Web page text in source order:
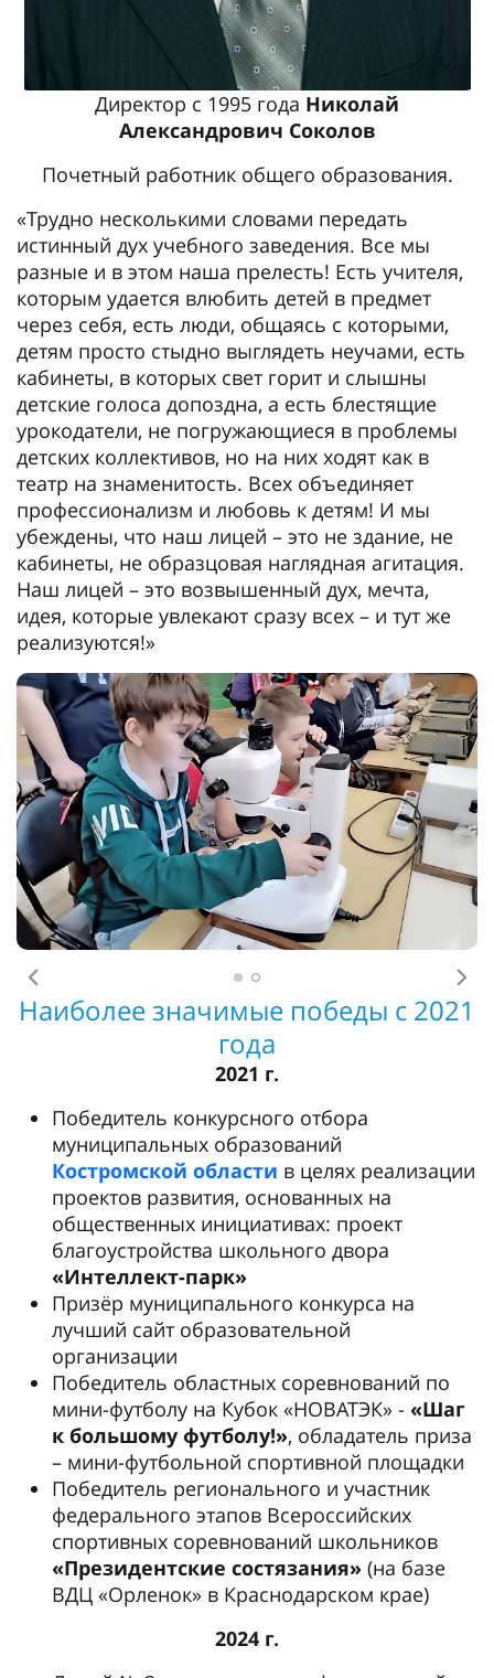
Директор с 1995 года Николай
Александрович Соколов
Почетный работник общего образования.
«Трудно несколькими словами передать
истинный дух учебного заведения. Все мы
разные и в этом наша прелесть! Есть учителя,
которым удается влюбить детей в предмет
через себя, есть люди, общаясь с которыми,
детям просто стыдно выглядеть неучами, есть
кабинеты, в которых свет горит и слышны
детские голоса допоздна, а есть блестящие
урокодатели, не погружающиеся в проблемы
детских коллективов, но на них ходят как в
театр на знаменитость. Всех объединяет
профессионализм и любовь к детям! И мы
убеждены, что наш лицей – это не здание, не
кабинеты, не образцовая наглядная агитация.
Наш лицей – это возвышенный дух, мечта,
идея, которые увлекают сразу всех – и тут же
реализуются!»
Предыдущее
Наиболее значимые победы с 2021
года
2021 г.
Победитель конкурсного отбора
муниципальных образований
Костромской области в целях реализации
проектов развития, основанных на
общественных инициативах: проект
благоустройства школьного двора
«Интеллект-парк»
Призёр муниципального конкурса на
лучший сайт образовательной
организации
Победитель областных соревнований по
мини-футболу на Кубок «НОВАТЭК» - «Шаг
к большому футболу!», обладатель приза
– мини-футбольной спортивной площадки
Победитель регионального и участник
федерального этапов Всероссийских
спортивных соревнований школьников
«Президентские состязания» (на базе
ВДЦ «Орленок» в Краснодарском крае)
2024 г.